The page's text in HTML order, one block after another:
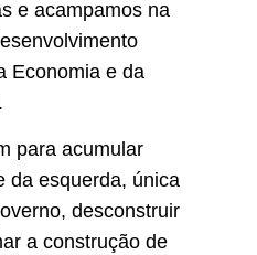
e acampamos na
Economia e da
para acumular
da esquerda, única
desconstruir
a construção de